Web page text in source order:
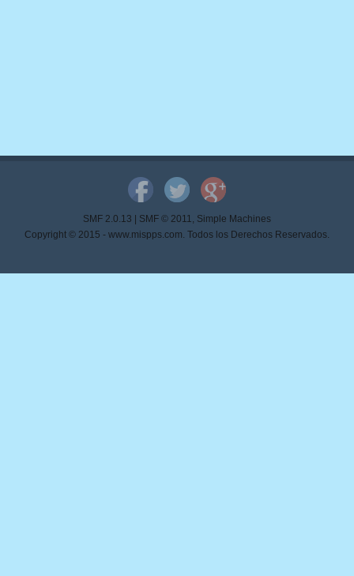
SMF 2.0.13 SMF © 2011, Simple Machines
Copyright © 2015 - www.mispps.com. Todos los Derechos Reservados.